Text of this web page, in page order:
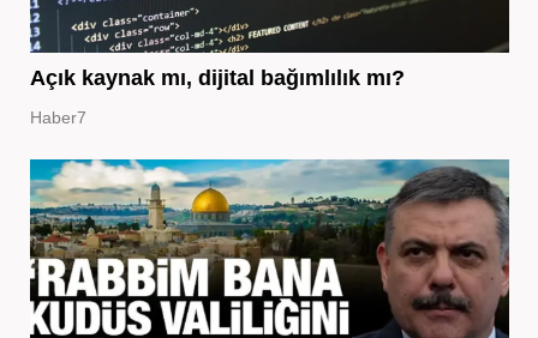
Açık kaynak mı, dijital bağımlılık mı?
Haber7